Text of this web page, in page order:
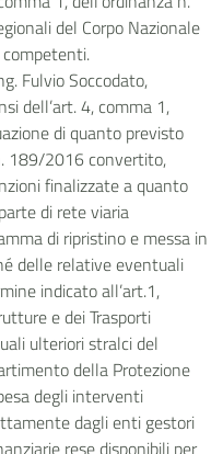
del Corpo Nazionale
Fulvio Soccodato,
dell’art. 4, comma 1,
di quanto previsto
189/2016 convertito,
finalizzate a quanto
di rete viaria
di ripristino e messa in
delle relative eventuali
indicato all’art.1,
e dei Trasporti
ulteriori stralci del
della Protezione
degli interventi
dagli enti gestori
rese disponibili per